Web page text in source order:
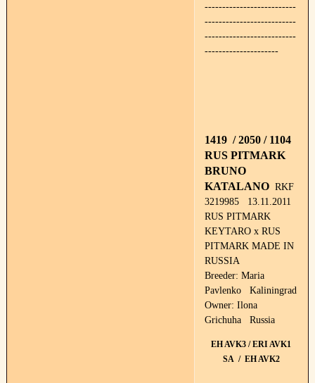
--------------------------
--------------------------
--------------------------
---------------------
1419 / 2050 / 1104
RUS PITMARK
BRUNO
KATALANO RKF
3219985 13.11.2011
RUS PITMARK
KEYTARO x RUS
PITMARK MADE IN
RUSSIA
Breeder: Maria
Pavlenko Kaliningrad
Owner: Ilona
Grichuha Russia
EH AVK3 / ERI AVK1
SA / EH AVK2